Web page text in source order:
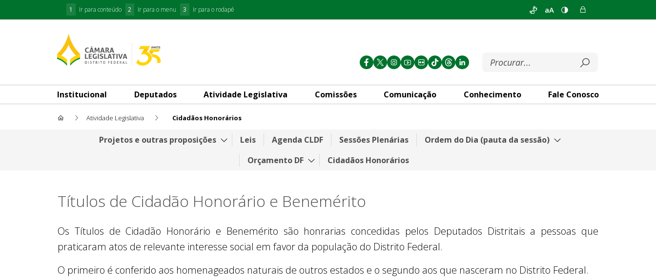
1 Ir para conteúdo 2 Ir para o menu 3 Ir para o rodapé aA
Institucional Deputados Atividade Legislativa Comissões Comunicação Conhecimento Fale Conosco
Atividade Legislativa Cidadãos Honorários
Cidadãos HonoráriosProjetos e outras proposições Leis Agenda CLDF Sessões Plenárias
Ordem do Dia (pauta da sessão)
Orçamento DF
Cidadãos Honorários
Títulos de Cidadão Honorário e Benemérito
Os Títulos de Cidadão Honorário e Benemérito são honrarias concedidas pelos Deputados Distritais a pessoas que
praticaram atos de relevante interesse social em favor da população do Distrito Federal.
O primeiro é conferido aos homenageados naturais de outros estados e o segundo aos que nasceram no Distrito Federal.